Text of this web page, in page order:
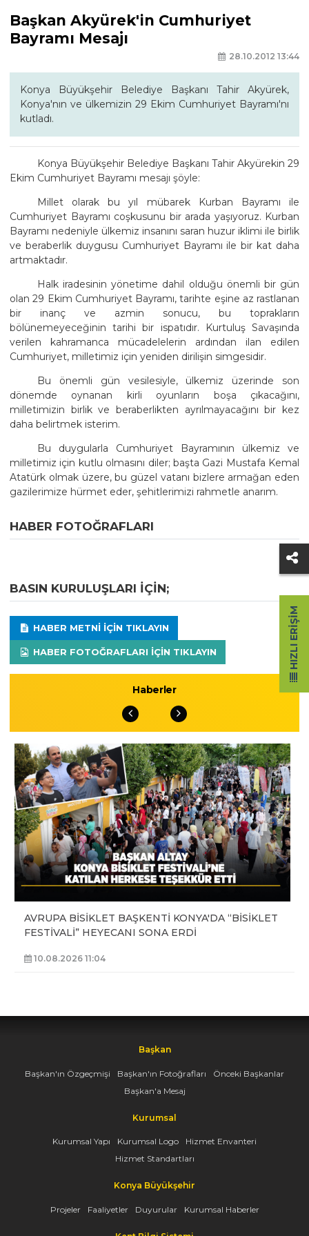
Başkan Akyürek'in Cumhuriyet
Bayramı Mesajı
28.10.2012 13:44
Konya Büyükşehir Belediye Başkanı Tahir Akyürek,
Konya'nın ve ülkemizin 29 Ekim Cumhuriyet Bayramı'nı
kutladı.
Konya Büyükşehir Belediye Başkanı Tahir Akyürekin 29
Ekim Cumhuriyet Bayramı mesajı şöyle:
Millet olarak bu yıl mübarek Kurban Bayramı ile
Cumhuriyet Bayramı coşkusunu bir arada yaşıyoruz. Kurban
Bayramı nedeniyle ülkemiz insanını saran huzur iklimi ile birlik
ve beraberlik duygusu Cumhuriyet Bayramı ile bir kat daha
artmaktadır.
Halk iradesinin yönetime dahil olduğu önemli bir gün
olan 29 Ekim Cumhuriyet Bayramı, tarihte eşine az rastlanan
bir inanç ve azmin sonucu, bu toprakların
bölünemeyeceğinin tarihi bir ispatıdır. Kurtuluş Savaşında
verilen kahramanca mücadelelerin ardından ilan edilen
Cumhuriyet, milletimiz için yeniden dirilişin simgesidir.
Bu önemli gün vesilesiyle, ülkemiz üzerinde son
dönemde oynanan kirli oyunların boşa çıkacağını,
milletimizin birlik ve beraberlikten ayrılmayacağını bir kez
daha belirtmek isterim.
Bu duygularla Cumhuriyet Bayramının ülkemiz ve
milletimiz için kutlu olmasını diler; başta Gazi Mustafa Kemal
Atatürk olmak üzere, bu güzel vatanı bizlere armağan eden
gazilerimize hürmet eder, şehitlerimizi rahmetle anarım.
HABER FOTOĞRAFLARI
BASIN KURULUŞLARI IÇIN;
HABER METNI IÇIN TIKLAYIN
HABER FOTOĞRAFLARI IÇIN TIKLAYIN
Haberler
AVRUPA BİSİKLET BAŞKENTİ KONYA'DA “BİSİKLET
FESTİVALİ” HEYECANI SONA ERDİ
10.08.2026 11:04
Başkan
Başkan'ın Özgeçmişi Başkan'ın Fotoğrafları
Önceki Başkanlar
Başkan'a Mesaj
Kurumsal
Kurumsal Yapı Kurumsal Logo
Hizmet Envanteri
Hizmet Standartları
Konya Büyükşehir
Projeler Faaliyetler Duyurular Kurumsal Haberler
HIZLI ERIŞIM